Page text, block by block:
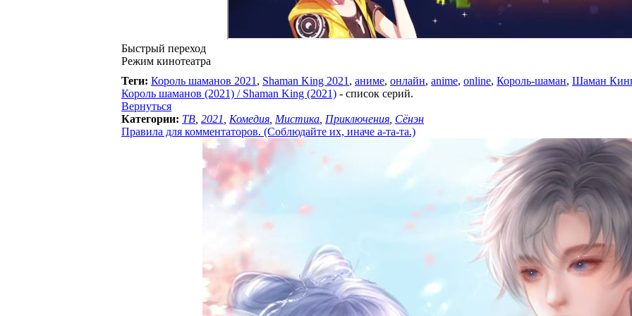
Быстрый переход
Режим кинотеатра
Теги: Король шаманов 2021 , Shaman King 2021 , аниме, онлайн, anime, online, Король-шаман, Шаман
Король шаманов (2021) / Shaman King (2021) - список серий.
Вернуться
Категории: ТВ 2021 Комедия Мистика Приключения Сёнэн
Правила для комментаторов. (Соблюдайте их, иначе а-та-та.)